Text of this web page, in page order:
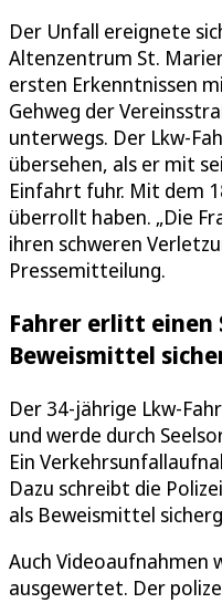
Der Unfall ereignete
Altenzentrum St.
ersten Erkenntnissen
Gehweg der
unterwegs. Der Lkw-
übersehen, als er mit
Einfahrt fuhr. Mit dem
überrollt haben. „Die
ihren schweren
Pressemitteilung.
Fahrer erlitt einen
Beweismittel
Der 34-jährige Lkw-
und werde durch
Ein
Dazu schreibt die
als Beweismittel
Auch Videoaufnahmen
ausgewertet. Der